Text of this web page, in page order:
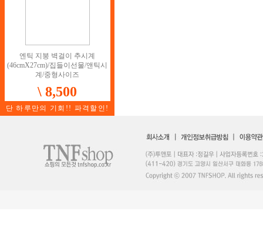
엔틱 지붕 벽걸이 추시계
(46cmX27cm)/집들이선물/앤틱시
계/중형사이즈
\ 8,500
단 하루만의 기회!! 파격할인!